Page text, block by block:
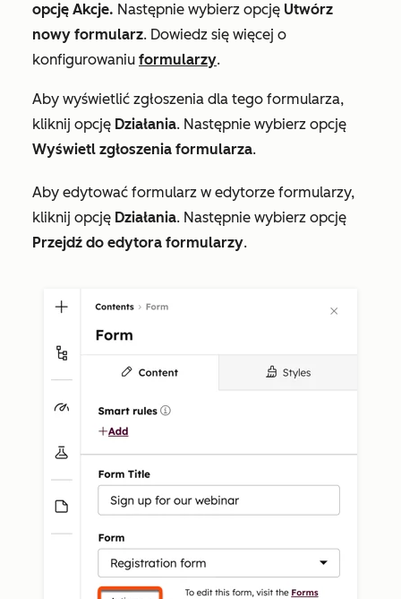
opcję Akcje. Następnie wybierz opcję Utwórz
nowy formularz. Dowiedz się więcej o
konfigurowaniu formularzy.
Aby wyświetlić zgłoszenia dla tego formularza,
kliknij opcję Działania. Następnie wybierz opcję
Wyświetl zgłoszenia formularza.
Aby edytować formularz w edytorze formularzy,
kliknij opcję Działania. Następnie wybierz opcję
Przejdź do edytora formularzy.